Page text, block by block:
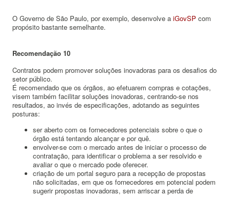
O Governo de São Paulo, por exemplo, desenvolve a iGovSP com
propósito bastante semelhante.
Recomendação 10
Contratos podem promover soluções inovadoras para os desafios do
setor público.
É recomendado que os órgãos, ao efetuarem compras e cotações,
visem também facilitar soluções inovadoras, centrando-se nos
resultados, ao invés de especificações, adotando as seguintes
posturas:
ser aberto com os fornecedores potenciais sobre o que o
órgão está tentando alcançar e por quê.
envolver-se com o mercado antes de iniciar o processo de
contratação, para identificar o problema a ser resolvido e
avaliar o que o mercado pode oferecer.
criação de um portal seguro para a recepção de propostas
não solicitadas, em que os fornecedores em potencial podem
sugerir propostas inovadoras, sem arriscar a perda de